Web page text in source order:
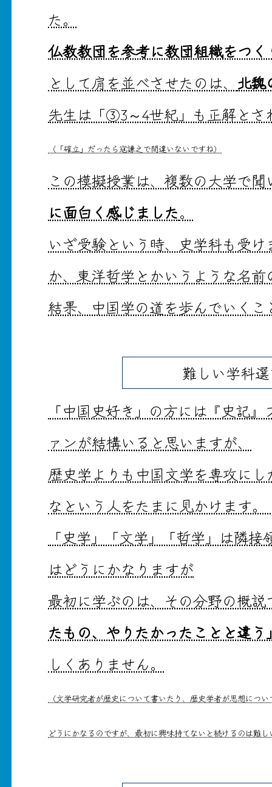
た。
仏教教団を参考に教団組織をつく
として肩を並べさせたのは、 北魏
先生は「③3～4世紀」も正解とさ
（「確立」だったら寇謙之で間違いないですね）
この模擬授業は、複数の大学で聞
に面白く感じました。
いざ受験という時、史学科も受
か、東洋哲学とかいうような名
結果、中国学の道を歩んでいく
難しい学科
「中国史好き」の方には『史記
ァンが結構いると思いますが、
歴史学よりも中国文学を専攻に
なという人をたまに見かけます
「史学」「文学」「哲学」は隣
はどうにかなりますが
最初に学ぶのは、その分野の概説
たもの、やりたかったことと違う
しくありません。
（文学研究者が歴史について書いたり、歴史学者が思想につ
どうにかなるのですが、最初に興味持てないと続けるのは難